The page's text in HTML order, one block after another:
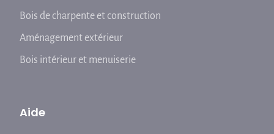
Bois de charpente et construction
Aménagement extérieur
Bois intérieur et menuiserie
Aide